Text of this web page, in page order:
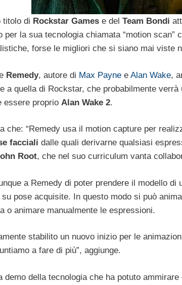
titolo di Rockstar Games e del Team Bondi
per la sua tecnologia chiamata “motion
forse le migliori che si siano mai viste
Remedy, autore di Max Payne e Alan Wake,
a quella di Rockstar, che probabilmente
essere proprio Alan Wake 2.
che: “Remedy usa il motion capture per
facciali dalle quali derivarne qualsiasi
Root, che nel suo curriculum vanta
a Remedy di poter prendere il modello
pose acquisite. In questo modo si può
o animare manualmente le espressioni.
stabilito un nuovo inizio per le
a fare di più”, aggiunge.
demo della tecnologia che ha potuto